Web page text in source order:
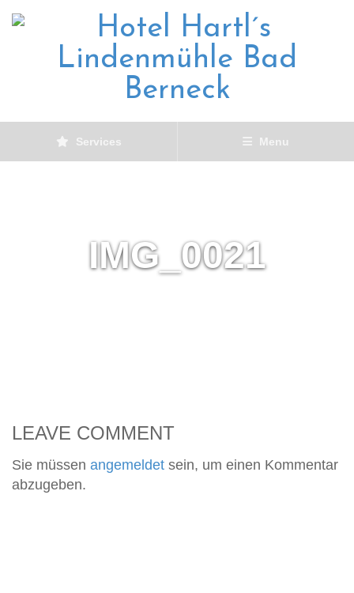
Services Menu
IMG_0021
LEAVE COMMENT
Sie müssen angemeldet sein, um einen Kommentar
abzugeben.